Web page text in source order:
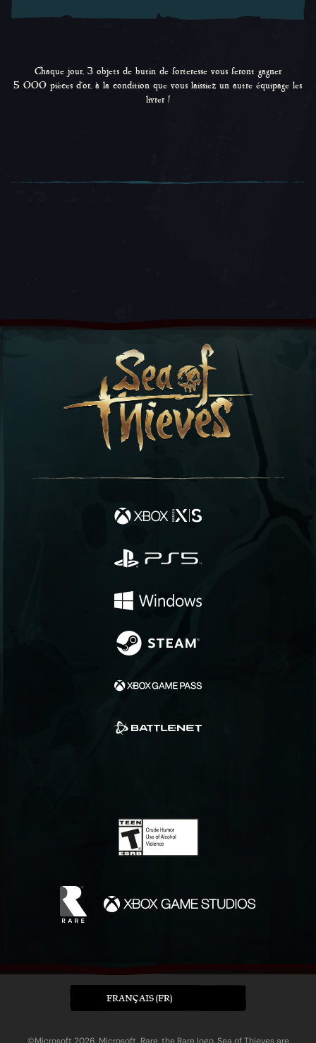
Chaque jour, 3 objets de butin de forteresse vous feront gagner
5 000 pièces d'or, à la condition que vous laissiez un autre équipage les
livrer !
FRANÇAIS (FR)